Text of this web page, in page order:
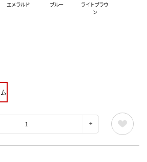
エメラルド ブルー
ライトブラウ
ン